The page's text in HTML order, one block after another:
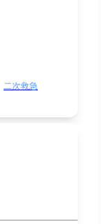
二次救急